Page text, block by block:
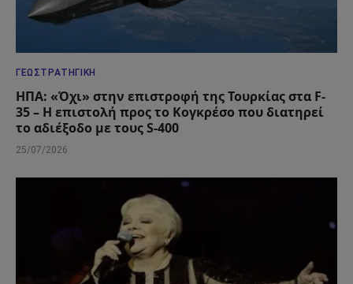
ΓΕΩΣΤΡΑΤΗΓΙΚΉ
ΗΠΑ: «Όχι» στην επιστροφή της Τουρκίας στα F-
35 – Η επιστολή προς το Κογκρέσο που διατηρεί
το αδιέξοδο με τους S-400
25/07/2026